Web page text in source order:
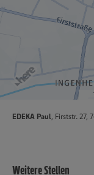
EDEKA Paul, Firststr. 27,
Weitere Stellen